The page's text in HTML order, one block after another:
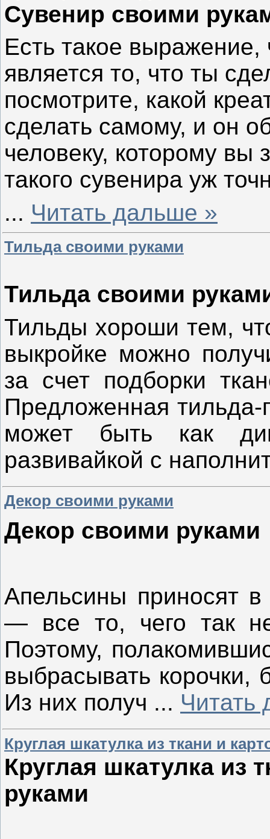
Сувенир своими
Есть такое
является то, что ты
посмотрите, какой
сделать самому, и он
человеку, которому вы
такого сувенира уж
... Читать дальше »
Тильда своими руками
Тильда своими
Тильды хороши тем,
выкройке можно
за счет подборки
Предложенная тильда-
может быть как
развивайкой с
Декор своими руками
Декор своими руками
Апельсины приносят
— все то, чего так
Поэтому,
выбрасывать
Из них получ ... Читать
Круглая шкатулка из ткани и
Круглая шкатулка из
руками